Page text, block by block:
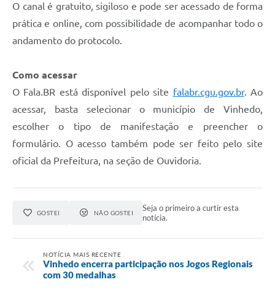
O canal é gratuito, sigiloso e pode ser acessado de forma
prática e online, com possibilidade de acompanhar todo o
andamento do protocolo.
Como acessar
O Fala.BR está disponível pelo site falabr.cgu.gov.br. Ao
acessar, basta selecionar o município de Vinhedo,
escolher o tipo de manifestação e preencher o
formulário. O acesso também pode ser feito pelo site
oficial da Prefeitura, na seção de Ouvidoria.
GOSTEI NÃO GOSTEI
Seja o primeiro a curtir esta
notícia.
NOTÍCIA MAIS RECENTE
Vinhedo encerra participação nos Jogos Regionais
com 30 medalhas